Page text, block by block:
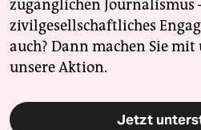
zugänglichen Journalismus
zivilgesellschaftliches
auch? Dann machen Sie
unsere Aktion.
Jetzt